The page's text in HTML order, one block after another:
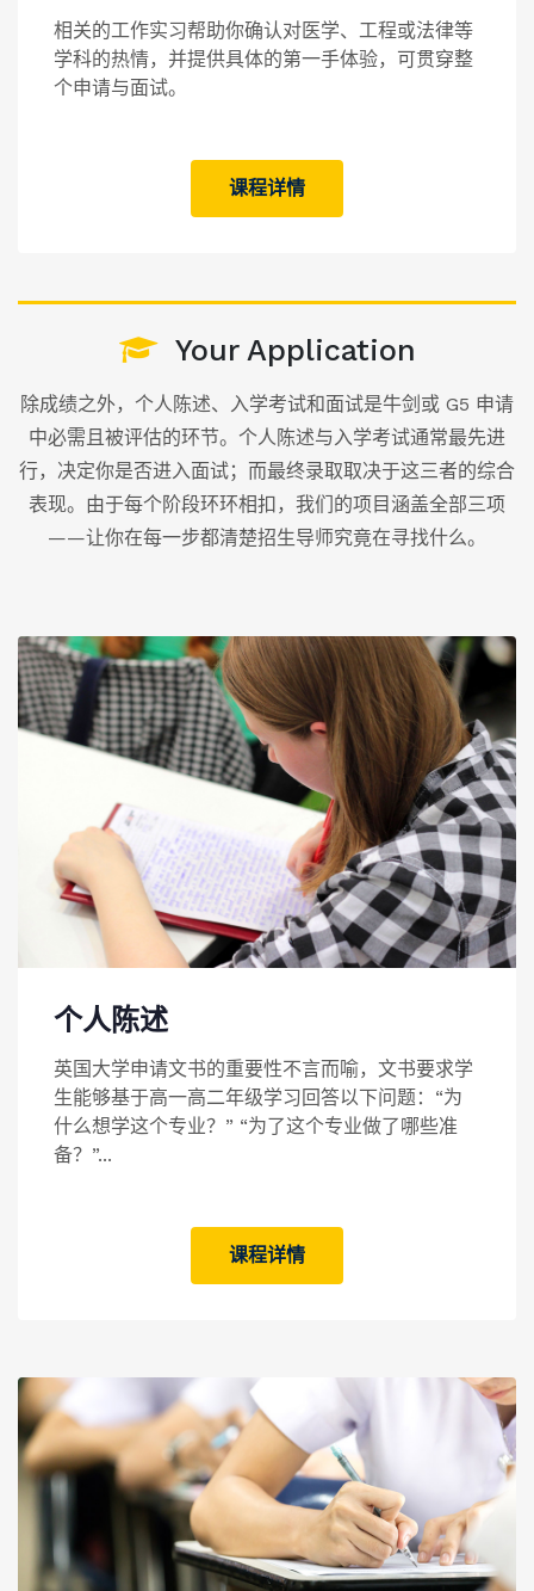
相关的工作实习帮助你确认对医学、工程或法律等
学科的热情，并提供具体的第一手体验，可贯穿整
个申请与面试。
课程详情
Your Application
除成绩之外， 个人陈述、 入学考试和面试是牛剑或 G5 申请
中必需且被评估的环节。个人陈述与入学考试通常最先进
行，决定你是否进入面试；而最终录取取决于这三者的综合
表现。由于每个阶段环环相扣，我们的项目涵盖全部三项
——让你在每一步都清楚招生导师究竟在寻找什么。
个人陈述
英国大学申请文书的重要性不言而喻，文书要求学
生能够基于高一高二年级学习回答以下问题：“为
什么想学这个专业？” “为了这个专业做了哪些准
备？”...
课程详情